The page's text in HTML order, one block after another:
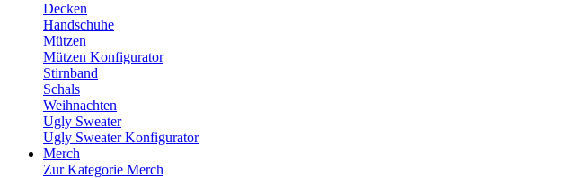
Decken
Handschuhe
Mützen
Mützen Konfigurator
Stirnband
Schals
Weihnachten
Ugly Sweater
Ugly Sweater Konfigurator
Merch
Zur Kategorie Merch